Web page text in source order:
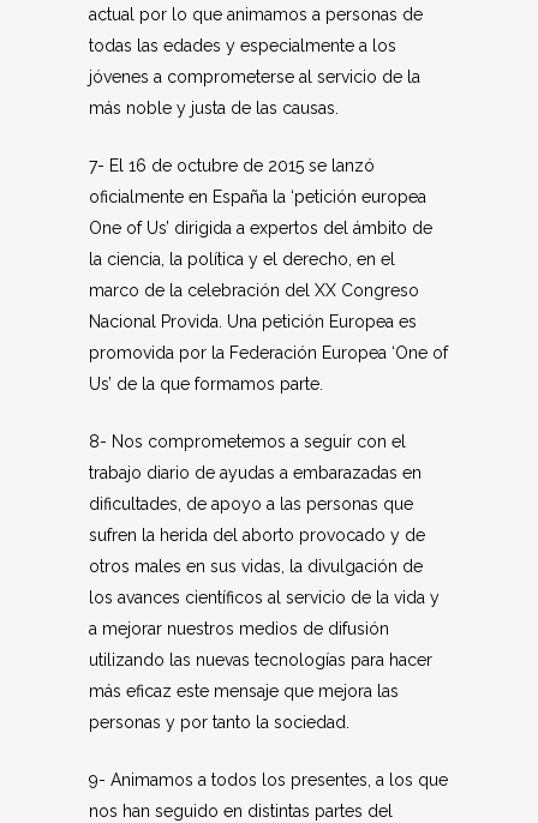
actual por lo que animamos a personas de
todas las edades y especialmente a los
jóvenes a comprometerse al servicio de la
más noble y justa de las causas.
7- El 16 de octubre de 2015 se lanzó
oficialmente en España la ‘petición europea
One of Us’ dirigida a expertos del ámbito de
la ciencia, la política y el derecho, en el
marco de la celebración del XX Congreso
Nacional Provida. Una petición Europea es
promovida por la Federación Europea ‘One of
Us’ de la que formamos parte.
8- Nos comprometemos a seguir con el
trabajo diario de ayudas a embarazadas en
dificultades, de apoyo a las personas que
sufren la herida del aborto provocado y de
otros males en sus vidas, la divulgación de
los avances científicos al servicio de la vida y
a mejorar nuestros medios de difusión
utilizando las nuevas tecnologías para hacer
más eficaz este mensaje que mejora las
personas y por tanto la sociedad.
9- Animamos a todos los presentes, a los que
nos han seguido en distintas partes del